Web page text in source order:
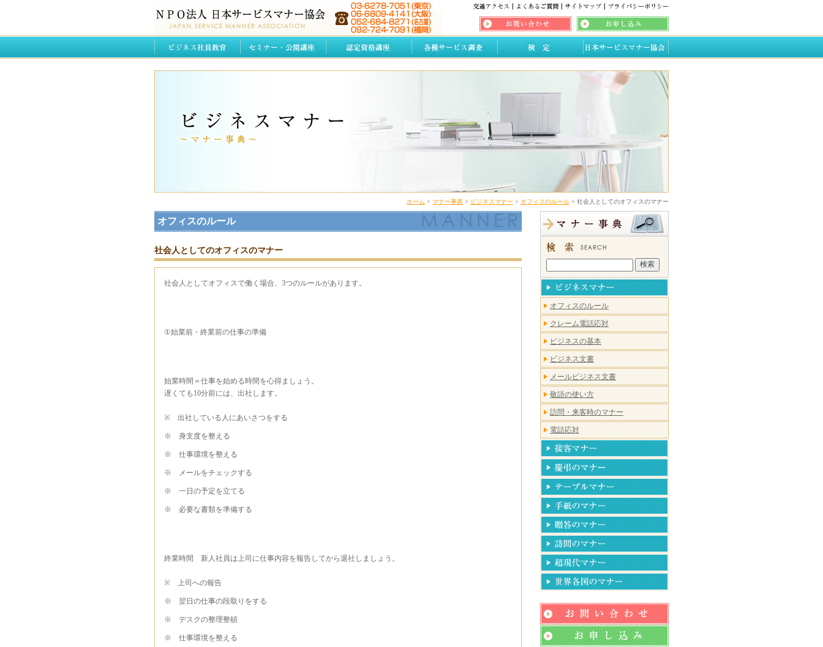
ホーム > マナー事典 > ビジネスマナー > オフィスのルール > 社会人としてのオフィスのマナー
オフィスのルール
社会人としてのオフィスのマナー
社会人としてオフィスで働く場合、3つのルールがあります。
①始業前・終業前の仕事の準備
始業時間＝仕事を始める時間を心得ましょう。
遅くても10分前には、出社します。
※ 出社している人にあいさつをする
※ 身支度を整える
※ 仕事環境を整える
※ メールをチェックする
※ 一日の予定を立てる
※ 必要な書類を準備する
終業時間 新人社員は上司に仕事内容を報告してから退社しましょう。
※ 上司への報告
※ 翌日の仕事の段取りをする
※ デスクの整理整頓
※ 仕事環境を整える
オフィスのルール
クレーム電話応対
ビジネスの基本
ビジネス文書
メールビジネス文書
敬語の使い方
訪問・来客時のマナー
電話応対